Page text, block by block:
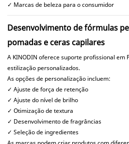
✓ Marcas de beleza para o consumidor
Desenvolvimento de fórmulas
pomadas e ceras capilares
A KINODIN oferece suporte profissional em
estilização personalizados.
As opções de personalização incluem:
✓ Ajuste de força de retenção
✓ Ajuste do nível de brilho
✓ Otimização de textura
✓ Desenvolvimento de fragrâncias
✓ Seleção de ingredientes